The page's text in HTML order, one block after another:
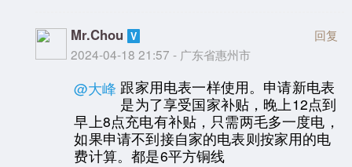
Mr.Chou
2024-04-18 21:57 - 广东省惠州市
回复
@大峰 跟家用电表一样使用。申请新电表
是为了享受国家补贴，晚上12点到
早上8点充电有补贴，只需两毛多一度电，
如果申请不到接自家的电表则按家用的电
费计算。都是6平方铜线